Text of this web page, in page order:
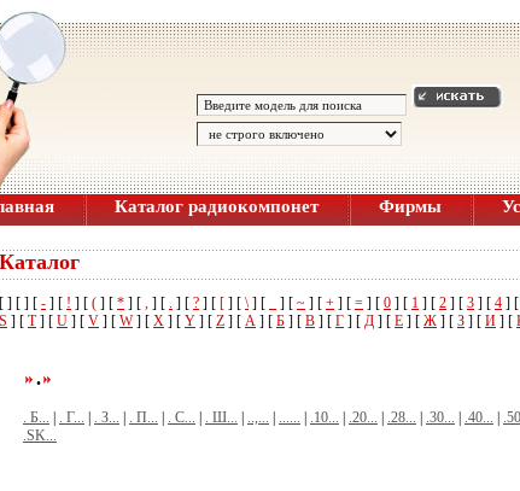
Каталог радиокомпонет Фирмы
Каталог
[ ] [ ] [ - ] [ ! ] [ ( ] [ * ] [ , ] [ . ] [ ? ] [ [ ] [ \] [ ] [ ~ ] [ + ] [ = ] [ 0 ] [ 1 ] [ 2 ] [ 3 ] [ 4 ] [
S ] [ T] [ U ] [ V ] [ W] [ X ] [ Y ] [ Z ] [ А ] [ Б ] [ В ] [ Г ] [ Д ] [ Е ] [ Ж ] [ З ] [ И ] [
.
. Б... . Г... . З... . П... . С... . Ш... ..,... ...... .10... .20... .28... .30... .40...
.SK...